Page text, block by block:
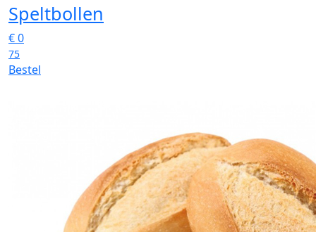
Speltbollen
€0
75
Bestel